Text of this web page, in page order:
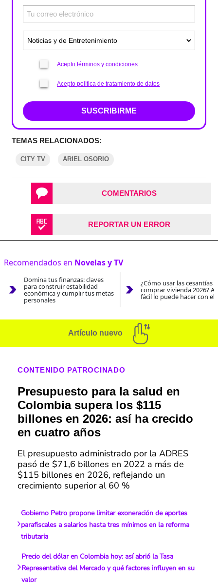
Acepto términos y condiciones
Acepto política de tratamiento de datos
SUSCRIBIRME
TEMAS RELACIONADOS:
CITY TV ARIEL OSORIO
COMENTARIOS
REPORTAR UN ERROR
Recomendados en Novelas y TV
Domina tus finanzas: claves
para construir estabilidad
económica y cumplir tus metas
personales
¿Cómo usar las cesantías
comprar vivienda 2026?
fácil lo puede hacer con el
Artículo nuevo
CONTENIDO PATROCINADO
Presupuesto para la salud en
Colombia supera los $115
billones en 2026: así ha crecido
en cuatro años
El presupuesto administrado por la ADRES
pasó de $71,6 billones en 2022 a más de
$115 billones en 2026, reflejando un
crecimiento superior al 60 %
Gobierno Petro propone limitar exoneración de aportes
parafiscales a salarios hasta tres mínimos en la reforma
tributaria
Precio del dólar en Colombia hoy: así abrió la Tasa
Representativa del Mercado y qué factores influyen en su
valor